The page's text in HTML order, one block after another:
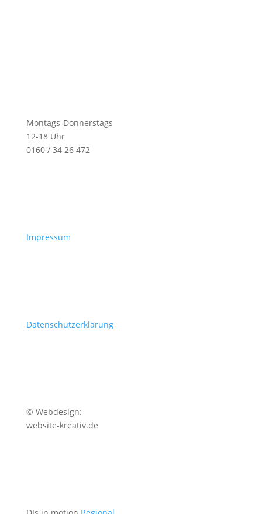
Montags-Donnerstags
12-18 Uhr
0160 / 34 26 472
Impressum
Datenschutzerklärung
© Webdesign:
website-kreativ.de